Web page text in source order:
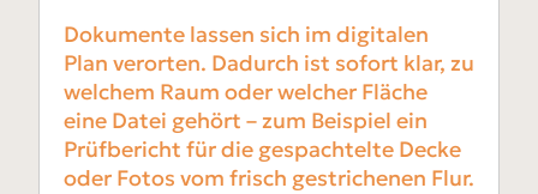
Dokumente lassen sich im digitalen
Plan verorten. Dadurch ist sofort klar, zu
welchem Raum oder welcher Fläche
eine Datei gehört – zum Beispiel ein
Prüfbericht für die gespachtelte Decke
oder Fotos vom frisch gestrichenen Flur.